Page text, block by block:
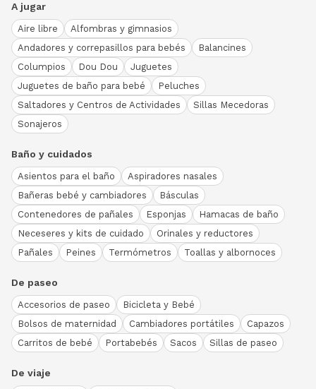
A jugar
Aire libre
Alfombras y gimnasios
Andadores y correpasillos para bebés
Balancines
Columpios
Dou Dou
Juguetes
Juguetes de baño para bebé
Peluches
Saltadores y Centros de Actividades
Sillas Mecedoras
Sonajeros
Baño y cuidados
Asientos para el baño
Aspiradores nasales
Bañeras bebé y cambiadores
Básculas
Contenedores de pañales
Esponjas
Hamacas de baño
Neceseres y kits de cuidado
Orinales y reductores
Pañales
Peines Termómetros Toallas y albornoces
De paseo
Accesorios de paseo
Bicicleta y Bebé
Bolsos de maternidad
Cambiadores portátiles
Capazos
Carritos de bebé
Portabebés Sacos Sillas de paseo
De viaje